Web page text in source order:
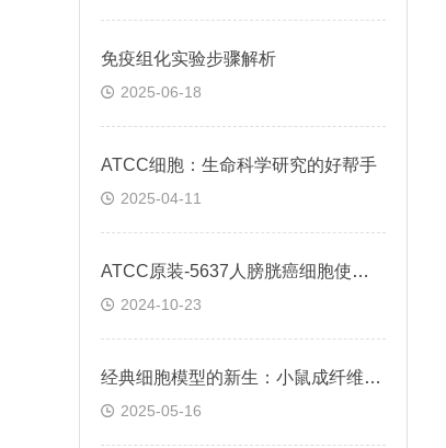
免疫组化实验步骤解析
2025-06-18
ATCC细胞：生命科学研究的好帮手
2025-04-11
ATCC原装-5637人膀胱癌细胞使用説明
2024-10-23
经典细胞模型的新生：小鼠成纤维细胞L929在科研中的角色
2025-05-16